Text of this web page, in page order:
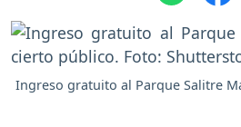
Ingreso gratuito al Parque Salitre